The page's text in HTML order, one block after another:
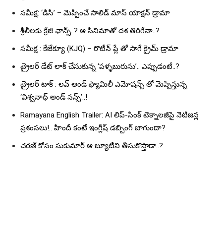
సమీక్ష: ‘డిసి’ – మెప్పించే సాలిడ్ మాస్ యాక్షన్ డ్రామా
శ్రీలీలకు క్రేజీ ఛాన్స్..? ఆ సినిమాతో దశ తిరిగేనా..?
సమీక్ష : కేజేక్యూ (KJQ) – రొటీన్ ప్లే తో సాగే క్రైమ్ డ్రామా
ట్రైలర్ డేట్ లాక్ చేసుకున్న ‘పళ్ళబురుసు’.. ఎప్పుడంటే..?
ట్రైలర్ టాక్ : లవ్ అండ్ ఫ్యామిలీ ఎమోషన్స్ తో మెప్పిస్తున్న
‘విశ్వనాధ్ అండ్ సన్స్’..!
Ramayana English Trailer: AI లిప్-సింక్ టెక్నాలజీపై నెటిజన్ల
ప్రశంసలు!.. హిందీ కంటే ఇంగ్లీష్ డబ్బింగ్ బాగుందా?
చరణ్ కోసం సుకుమార్ ఆ బ్యూటీని తీసుకొస్తాడా..?